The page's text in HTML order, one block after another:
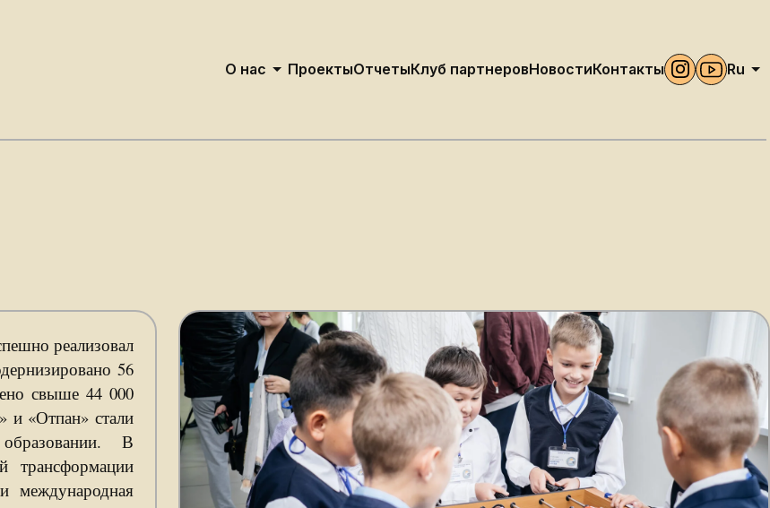
О нас
Структура Управления
ПроектыОтчетыКлуб партнеровНовостиКонтакты Ru
En
реализовал
56
свыше 44 000
и «Отпан» стали
В
трансформации
международная